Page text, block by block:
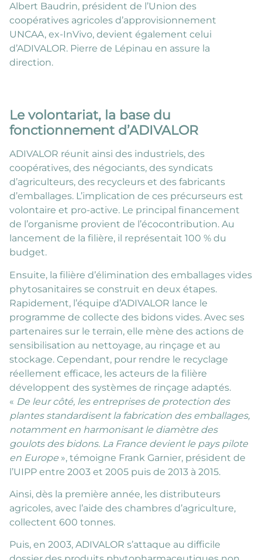
Albert Baudrin, président de l’Union des
coopératives agricoles d’approvisionnement
UNCAA, ex-InVivo, devient également celui
d’ADIVALOR. Pierre de Lépinau en assure la
direction.
Le volontariat, la base du
fonctionnement d’ADIVALOR
ADIVALOR réunit ainsi des industriels, des
coopératives, des négociants, des syndicats
d’agriculteurs, des recycleurs et des fabricants
d’emballages. L’implication de ces précurseurs est
volontaire et pro-active. Le principal financement
de l’organisme provient de l’écocontribution. Au
lancement de la filière, il représentait 100 % du
budget.
Ensuite, la filière d’élimination des emballages vides
phytosanitaires se construit en deux étapes.
Rapidement, l’équipe d’ADIVALOR lance le
programme de collecte des bidons vides. Avec ses
partenaires sur le terrain, elle mène des actions de
sensibilisation au nettoyage, au rinçage et au
stockage. Cependant, pour rendre le recyclage
réellement efficace, les acteurs de la filière
développent des systèmes de rinçage adaptés.
« De leur côté, les entreprises de protection des
plantes standardisent la fabrication des emballages,
notamment en harmonisant le diamètre des
goulots des bidons. La France devient le pays pilote
en Europe », témoigne Frank Garnier, président de
l’UIPP entre 2003 et 2005 puis de 2013 à 2015.
Ainsi, dès la première année, les distributeurs
agricoles, avec l’aide des chambres d’agriculture,
collectent 600 tonnes.
Puis, en 2003, ADIVALOR s’attaque au difficile